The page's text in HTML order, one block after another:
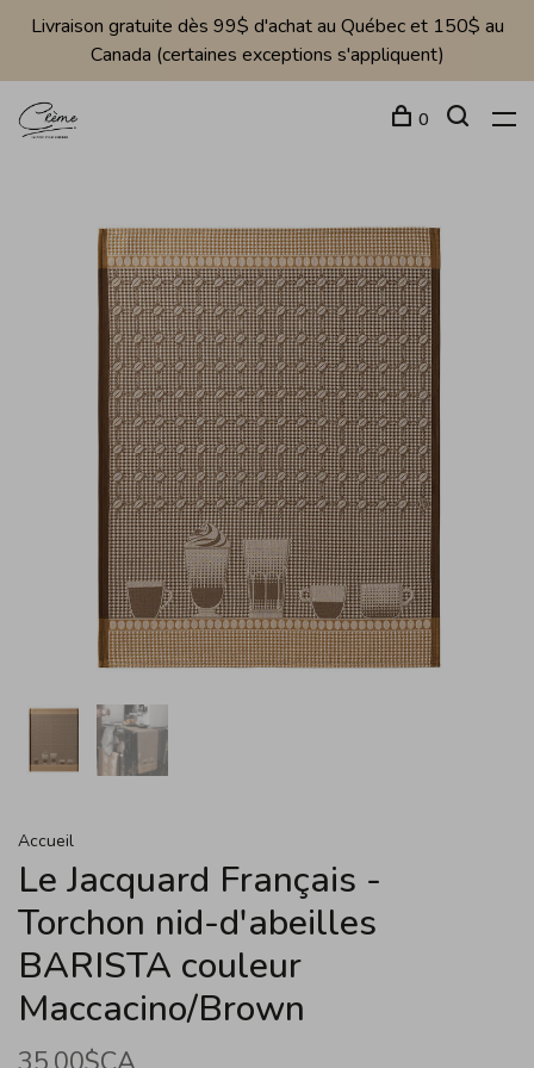
Livraison gratuite dès 99$ d'achat au Québec et 150$ au
Canada (certaines exceptions s'appliquent)
0
Accueil
Le Jacquard Français -
Torchon nid-d'abeilles
BARISTA couleur
Maccacino/Brown